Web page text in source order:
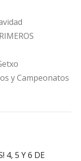
y Campeonatos
4, 5 Y 6 DE